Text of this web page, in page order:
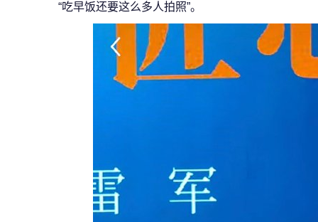
“吃早饭还要这么多人拍照”。